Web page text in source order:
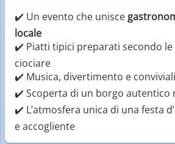
✔️ Un evento che unisce
locale
✔️ Piatti tipici preparati secondo
ciociare
✔️ Musica, divertimento e
✔️ Scoperta di un borgo autentico
✔️ L’atmosfera unica di una festa
e accogliente